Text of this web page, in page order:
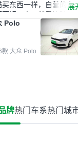
买东西一样，自营的东
要好一点。就是这种刻
。一开始买二手车的时
实有担心过事故车、泡
问题。瓜子的检测报告
能完全打消顾虑，因为
你们的报告是符合的，
况没问题。购车流程
展
Polo
款 大众 Polo
牌热门车系热门城